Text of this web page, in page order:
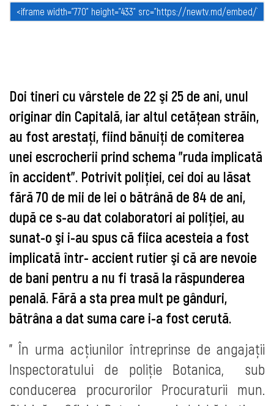
Doi tineri cu vârstele de 22 şi 25 de ani, unul
originar din Capitală, iar altul cetăţean străin,
au fost arestaţi, fiind bănuiţi de comiterea
unei escrocherii prind schema "ruda implicată
în accident". Potrivit poliţiei, cei doi au lăsat
fără 70 de mii de lei o bătrână de 84 de ani,
după ce s-au dat colaboratori ai poliţiei, au
sunat-o şi i-au spus că fiica acesteia a fost
implicată într- accient rutier şi că are nevoie
de bani pentru a nu fi trasă la răspunderea
penală. Fără a sta prea mult pe gânduri,
bătrâna a dat suma care i-a fost cerută.
" În urma acțiunilor întreprinse de angajații
Inspectoratului de poliție Botanica,
sub
conducerea procurorilor Procuraturii mun.